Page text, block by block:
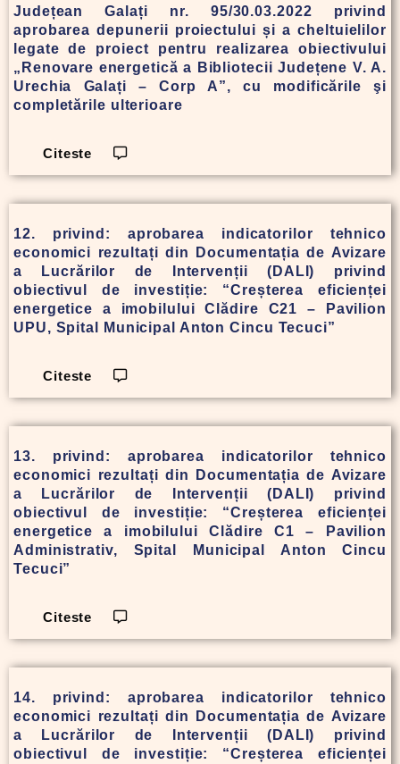
Județean Galați nr. 95/30.03.2022 privind
aprobarea depunerii proiectului și a cheltuielilor
legate de proiect pentru realizarea obiectivului
„Renovare energetică a Bibliotecii Județene V. A.
Urechia Galați – Corp A”, cu modificările şi
completările ulterioare
Citeste
12. privind: aprobarea indicatorilor tehnico
economici rezultați din Documentația de Avizare
a Lucrărilor de Intervenții (DALI) privind
obiectivul de investiție: “Creșterea eficienței
energetice a imobilului Clădire C21 – Pavilion
UPU, Spital Municipal Anton Cincu Tecuci”
Citeste
13. privind: aprobarea indicatorilor tehnico
economici rezultați din Documentația de Avizare
a Lucrărilor de Intervenții (DALI) privind
obiectivul de investiție: “Creșterea eficienței
energetice a imobilului Clădire C1 – Pavilion
Administrativ, Spital Municipal Anton Cincu
Tecuci”
Citeste
14. privind: aprobarea indicatorilor tehnico
economici rezultați din Documentația de Avizare
a Lucrărilor de Intervenții (DALI) privind
obiectivul de investiție: “Creșterea eficienței